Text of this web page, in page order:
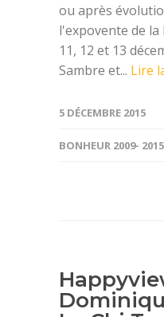
ou après
l'expovente de
11, 12 et 13
Sambre et... Lire
5 DÉCEMBRE 2015
BONHEUR 2009- 2015